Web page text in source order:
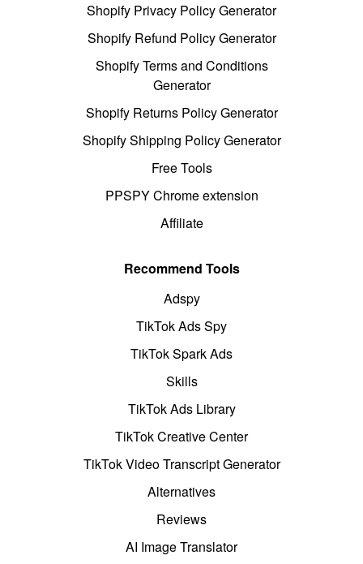
Shopify Privacy Policy Generator
Shopify Refund Policy Generator
Shopify Terms and Conditions
Generator
Shopify Returns Policy Generator
Shopify Shipping Policy Generator
Free Tools
PPSPY Chrome extension
Affiliate
Recommend Tools
Adspy
TikTok Ads Spy
TikTok Spark Ads
Skills
TikTok Ads Library
TikTok Creative Center
TikTok Video Transcript Generator
Alternatives
Reviews
AI Image Translator